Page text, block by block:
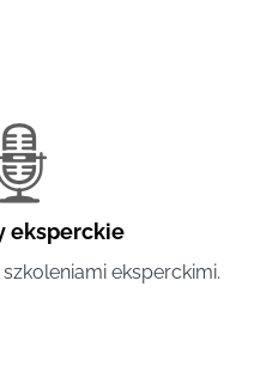
eksperckie
eksperckimi.